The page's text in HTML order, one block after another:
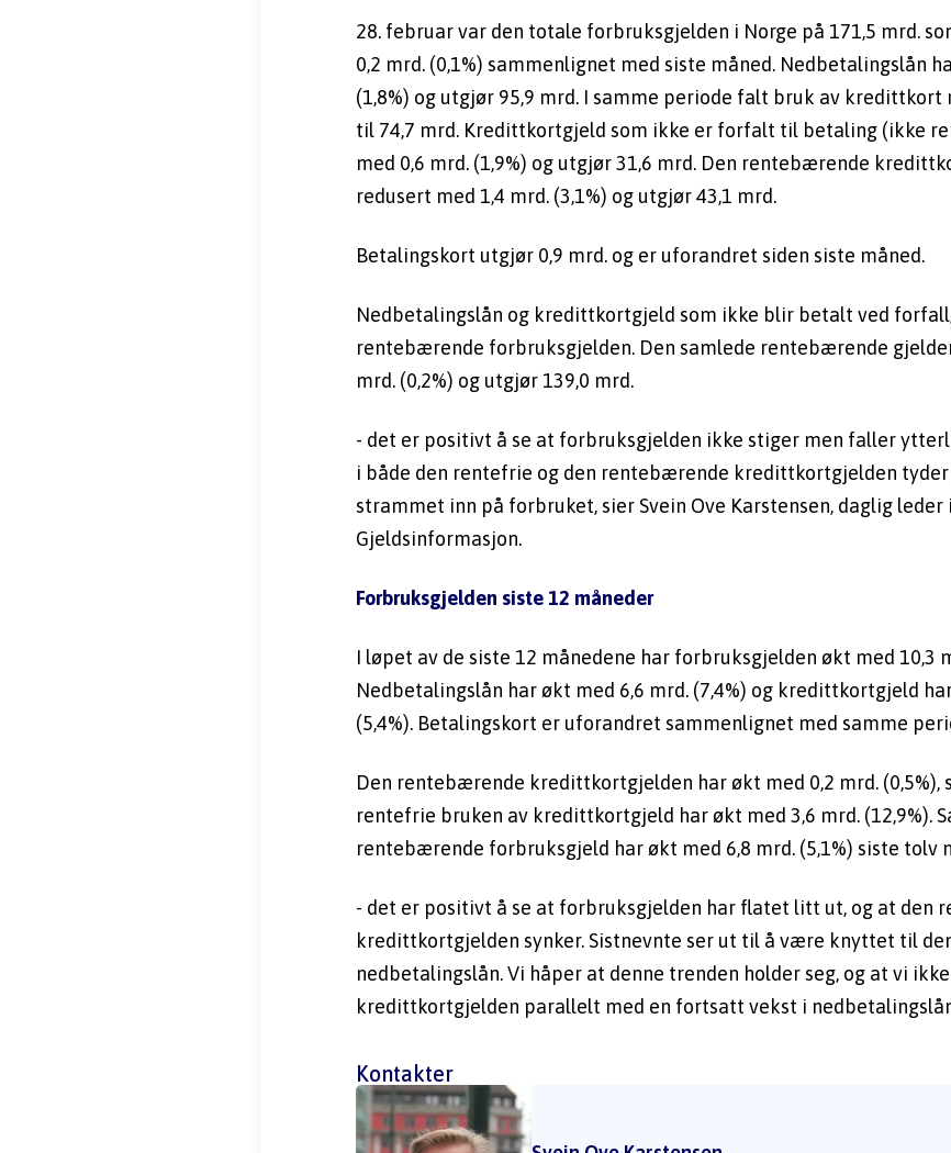
28. februar var den totale forbruksgjelden i Norge på 171,5 mrd.
0,2 mrd. (0,1%) sammenlignet med siste måned. Nedbetalingslån
(1,8%) og utgjør 95,9 mrd. I samme periode falt bruk av kredittkort
til 74,7 mrd. Kredittkortgjeld som ikke er forfalt til betaling (ikke
med 0,6 mrd. (1,9%) og utgjør 31,6 mrd. Den rentebærende
redusert med 1,4 mrd. (3,1%) og utgjør 43,1 mrd.
Betalingskort utgjør 0,9 mrd. og er uforandret siden siste måned.
Nedbetalingslån og kredittkortgjeld som ikke blir betalt ved
rentebærende forbruksgjelden. Den samlede rentebærende
mrd. (0,2%) og utgjør 139,0 mrd.
- det er positivt å se at forbruksgjelden ikke stiger men faller
i både den rentefrie og den rentebærende kredittkortgjelden
strammet inn på forbruket, sier Svein Ove Karstensen, daglig leder
Gjeldsinformasjon.
Forbruksgjelden siste 12 måneder
I løpet av de siste 12 månedene har forbruksgjelden økt med 10,3
Nedbetalingslån har økt med 6,6 mrd. (7,4%) og kredittkortgjeld
(5,4%). Betalingskort er uforandret sammenlignet med samme
Den rentebærende kredittkortgjelden har økt med 0,2 mrd. (0,5%),
rentefrie bruken av kredittkortgjeld har økt med 3,6 mrd. (12,9%).
rentebærende forbruksgjeld har økt med 6,8 mrd. (5,1%) siste tolv
- det er positivt å se at forbruksgjelden har flatet litt ut, og at den
kredittkortgjelden synker. Sistnevnte ser ut til å være knyttet til
nedbetalingslån. Vi håper at denne trenden holder seg, og at vi
kredittkortgjelden parallelt med en fortsatt vekst i
Kontakter